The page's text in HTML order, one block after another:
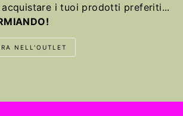
i tuoi prodotti preferiti...
NELL'OUTLET